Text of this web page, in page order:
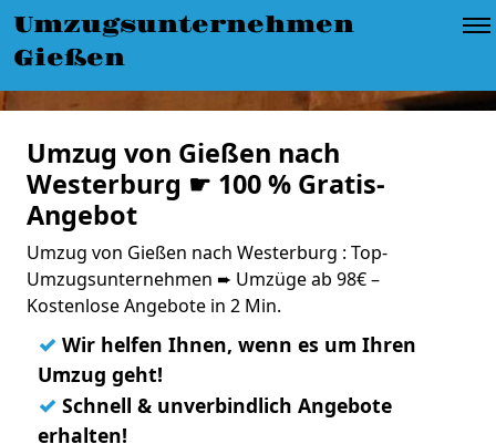
Umzugsunternehmen
Gießen
Umzug von Gießen nach
Westerburg ☛ 100 % Gratis-
Angebot
Umzug von Gießen nach Westerburg : Top-
Umzugsunternehmen ➨ Umzüge ab 98€ –
Kostenlose Angebote in 2 Min.
✓ Wir helfen Ihnen, wenn es um Ihren
Umzug geht!
✓ Schnell & unverbindlich Angebote
erhalten!